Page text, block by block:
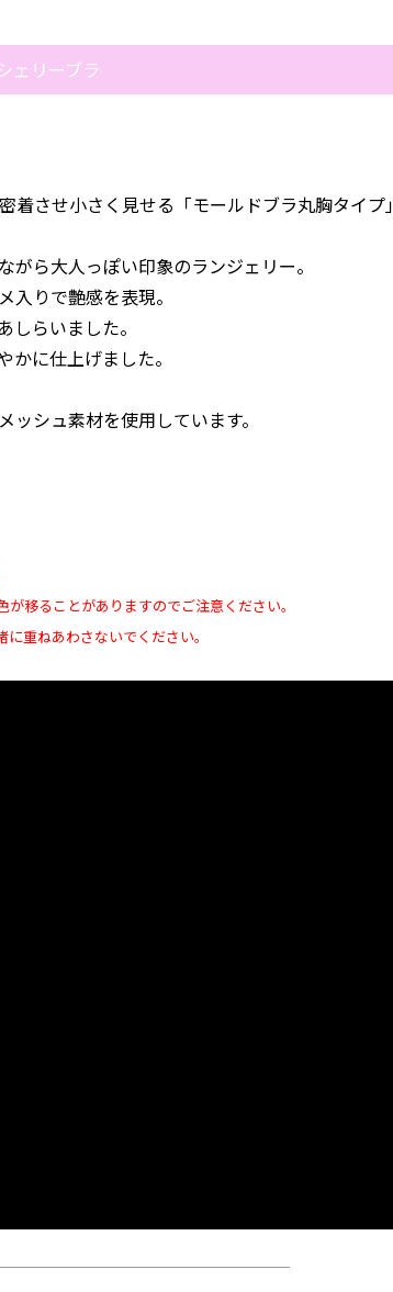
ェリーブラ
させ小さく見せる「モールドブラ丸胸タイプ」
ら大人っぽい印象のランジェリー。
りで艶感を表現。
らいました。
に仕上げました。
シュ素材を使用しています。
移ることがありますのでご注意ください。
重ねあわさないでください。